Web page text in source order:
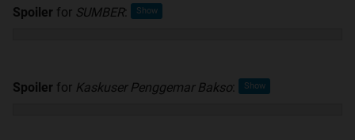
Spoiler for SUMBER:
Spoiler for Kaskuser Penggemar Bakso: